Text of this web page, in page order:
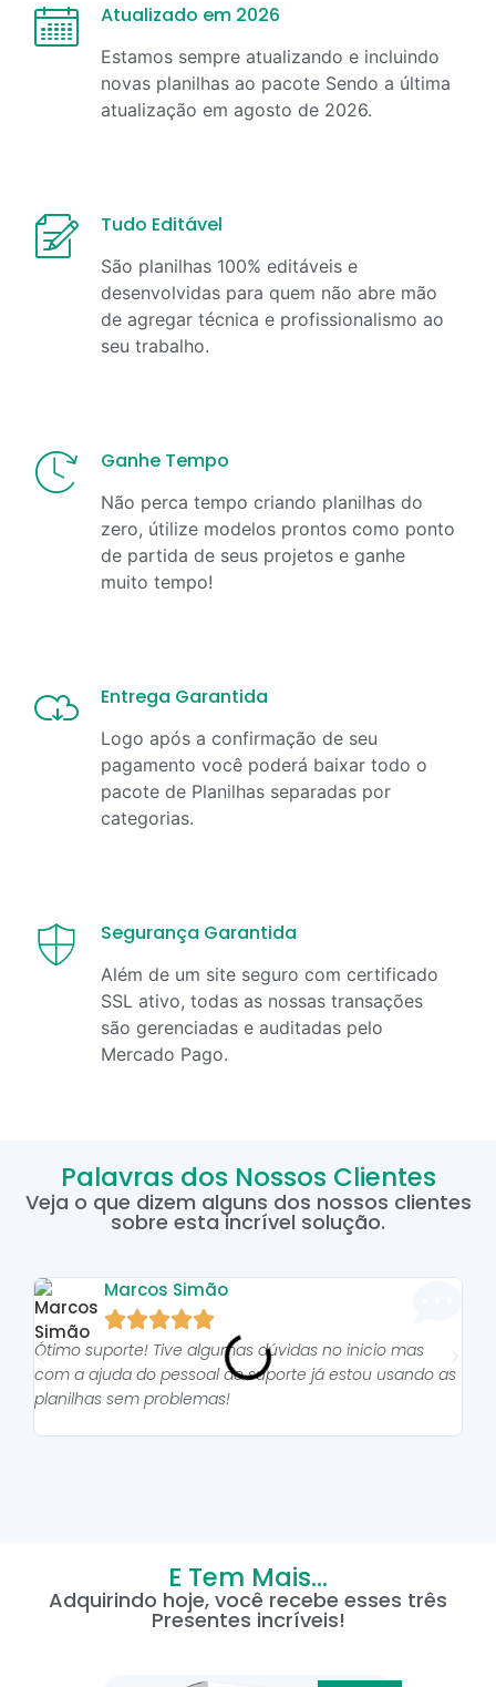
Atualizado em 2026
Estamos sempre atualizando e incluindo
novas planilhas ao pacote Sendo a última
atualização em agosto de 2026.
Tudo Editável
São planilhas 100% editáveis e
desenvolvidas para quem não abre mão
de agregar técnica e profissionalismo ao
seu trabalho.
Ganhe Tempo
Não perca tempo criando planilhas do
zero, útilize modelos prontos como ponto
de partida de seus projetos e ganhe
muito tempo!
Entrega Garantida
Logo após a confirmação de seu
pagamento você poderá baixar todo o
pacote de Planilhas separadas por
categorias.
Segurança Garantida
Além de um site seguro com certificado
SSL ativo, todas as nossas transações
são gerenciadas e auditadas pelo
Mercado Pago.
Palavras dos Nossos Clientes
Veja o que dizem alguns dos nossos clientes
sobre esta incrível solução.
Marcos Simão

Ótimo suporte! Tive algumas dúvidas no inicio mas
com a ajuda do pessoal do suporte já estou usando as
planilhas sem problemas!
E Tem Mais...
Adquirindo hoje, você recebe esses três
Presentes incríveis!